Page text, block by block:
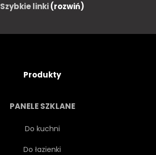
Szybkie linki(rozwiń)
Produkty
PANELE SZKLANE
Do kuchni
Do łazienki